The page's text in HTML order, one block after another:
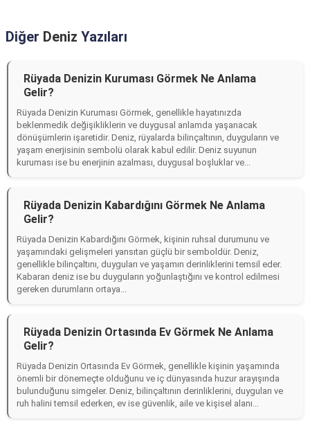
Diğer Deniz Yazıları
Rüyada Denizin Kuruması Görmek Ne Anlama
Gelir?
Rüyada Denizin Kuruması Görmek, genellikle hayatınızda
beklenmedik değişikliklerin ve duygusal anlamda yaşanacak
dönüşümlerin işaretidir. Deniz, rüyalarda bilinçaltının, duyguların ve
yaşam enerjisinin sembolü olarak kabul edilir. Deniz suyunun
kuruması ise bu enerjinin azalması, duygusal boşluklar ve...
Rüyada Denizin Kabardığını Görmek Ne Anlama
Gelir?
Rüyada Denizin Kabardığını Görmek, kişinin ruhsal durumunu ve
yaşamındaki gelişmeleri yansıtan güçlü bir semboldür. Deniz,
genellikle bilinçaltını, duyguları ve yaşamın derinliklerini temsil eder.
Kabaran deniz ise bu duyguların yoğunlaştığını ve kontrol edilmesi
gereken durumların ortaya...
Rüyada Denizin Ortasında Ev Görmek Ne Anlama
Gelir?
Rüyada Denizin Ortasında Ev Görmek, genellikle kişinin yaşamında
önemli bir dönemeçte olduğunu ve iç dünyasında huzur arayışında
bulunduğunu simgeler. Deniz, bilinçaltının derinliklerini, duyguları ve
ruh halini temsil ederken, ev ise güvenlik, aile ve kişisel alanı...